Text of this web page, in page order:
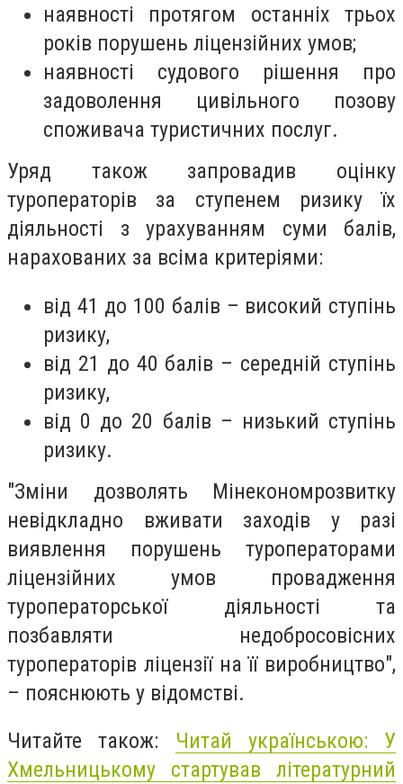
наявності протягом останніх трьох
років порушень ліцензійних умов;
наявності судового рішення про
задоволення цивільного позову
споживача туристичних послуг.
Уряд також запровадив оцінку
туроператорів за ступенем ризику їх
діяльності з урахуванням суми балів,
нарахованих за всіма критеріями:
від 41 до 100 балів – високий ступінь
ризику,
від 21 до 40 балів – середній ступінь
ризику,
від 0 до 20 балів – низький ступінь
ризику.
"Зміни дозволять Мінекономрозвитку
невідкладно вживати заходів у разі
виявлення порушень туроператорами
ліцензійних умов провадження
туроператорської діяльності та
позбавляти недобросовісних
туроператорів ліцензії на її виробництво",
– пояснюють у відомстві.
Читайте також: Читай українською: У
Хмельницькому стартував літературний